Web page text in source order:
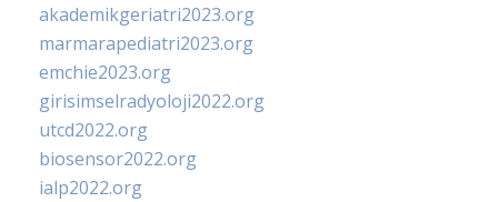
akademikgeriatri2023.org
marmarapediatri2023.org
emchie2023.org
girisimselradyoloji2022.org
utcd2022.org
biosensor2022.org
ialp2022.org